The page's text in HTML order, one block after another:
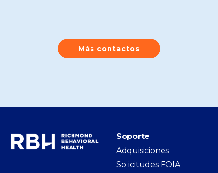
Más contactos
Soporte
Adquisiciones
Solicitudes FOIA